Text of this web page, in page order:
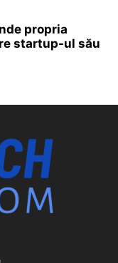
propria
startup-ul său